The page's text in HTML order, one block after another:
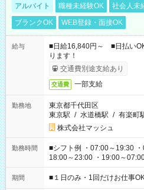
アルバイト 職種未経験OK 社会人未
ブランクOK
WEB登録・面接OK
給与
■日給16,840円～ ■日払い
ります！
交通費別途支給あり
交通費 一部支給
勤務地
東京都千代田区
東京駅 / 水道橋駅 / 有楽町
株式会社マッシュ
勤務時間
■シフト例 ・07:00～19:30
18:00～23:00 ・19:00～
etc ★最短で3時間で5,120円のお仕事から 15時間で2万円近く稼
げるお仕事も！ ご希望のお時間に合わせてご紹介！ ※シフトは
期間 ■１日のみ・1回だけお仕事OK